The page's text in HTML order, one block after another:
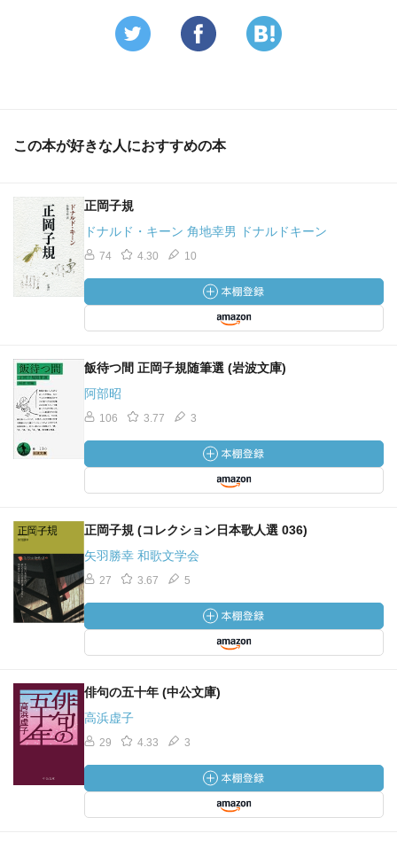
この本が好きな人におすすめの本
正岡子規
ドナルド・キーン 角地幸男 ドナルドキーン
74 4.30 10
飯待つ間 正岡子規随筆選 (岩波文庫)
阿部昭
106 3.77 3
正岡子規 (コレクション日本歌人選 036)
矢羽勝幸 和歌文学会
27 3.67 5
俳句の五十年 (中公文庫)
高浜虚子
29 4.33 3